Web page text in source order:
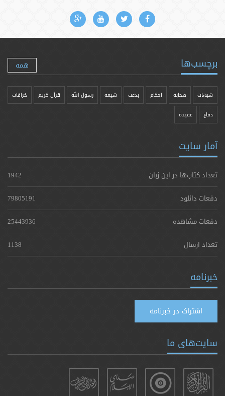
برچسب‌ها همه
شبهات صحابه احکام بدعت شیعه رسول الله قرآن کریم خرافات
دفاع عقیده
آمار سایت
تعداد کتاب‌ها در این زبان
1942
دفعات دانلود
79805191
دفعات مشاهده
25443936
تعداد ارسال
1138
خبرنامه
اشتراک در خبرنامه
سایت‌های ما